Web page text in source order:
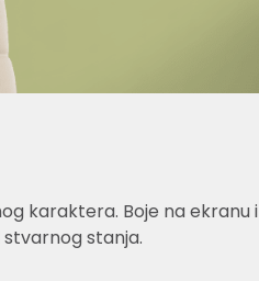
karaktera. Boje na ekranu i
stanja.